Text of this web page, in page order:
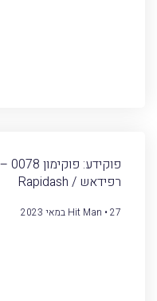
פוקידע: פוקימון 0078 –
רפידאש / Rapidash
Hit Man 27 במאי 2023